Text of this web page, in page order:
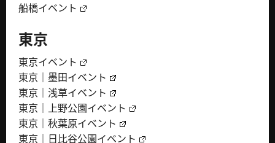
船橋イベント
東京
東京イベント
東京｜墨田イベント
東京｜浅草イベント
東京｜上野公園イベント
東京｜秋葉原イベント
東京｜日比谷公園イベント